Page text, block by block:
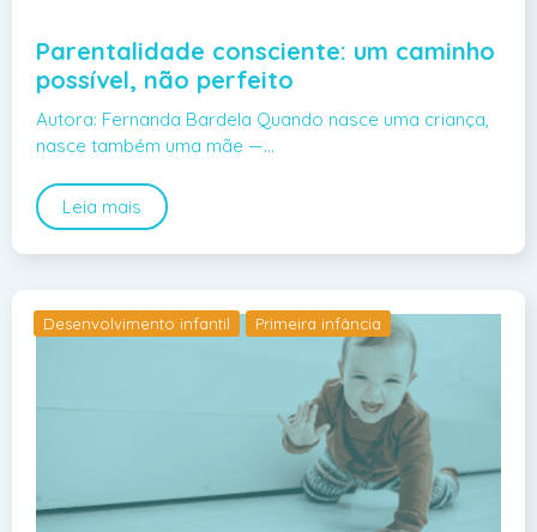
Parentalidade consciente: um caminho
possível, não perfeito
Autora: Fernanda Bardela Quando nasce uma criança,
nasce também uma mãe —…
Leia mais
Desenvolvimento infantil Primeira infância